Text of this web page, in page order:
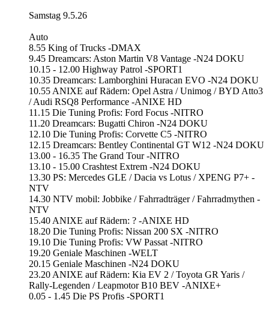
Samstag 9.5.26
Auto
8.55 King of Trucks -DMAX
9.45 Dreamcars: Aston Martin V8 Vantage -N24 DOKU
10.15 - 12.00 Highway Patrol -SPORT1
10.35 Dreamcars: Lamborghini Huracan EVO -N24 DOKU
10.55 ANIXE auf Rädern: Opel Astra / Unimog / BYD Atto3
/ Audi RSQ8 Performance -ANIXE HD
11.15 Die Tuning Profis: Ford Focus -NITRO
11.20 Dreamcars: Bugatti Chiron -N24 DOKU
12.10 Die Tuning Profis: Corvette C5 -NITRO
12.15 Dreamcars: Bentley Continental GT W12 -N24 DOKU
13.00 - 16.35 The Grand Tour -NITRO
13.10 - 15.00 Crashtest Extrem -N24 DOKU
13.30 PS: Mercedes GLE / Dacia vs Lotus / XPENG P7+ -
NTV
14.30 NTV mobil: Jobbike / Fahrradträger / Fahrradmythen -
NTV
15.40 ANIXE auf Rädern: ? -ANIXE HD
18.20 Die Tuning Profis: Nissan 200 SX -NITRO
19.10 Die Tuning Profis: VW Passat -NITRO
19.20 Geniale Maschinen -WELT
20.15 Geniale Maschinen -N24 DOKU
23.20 ANIXE auf Rädern: Kia EV 2 / Toyota GR Yaris /
Rally-Legenden / Leapmotor B10 BEV -ANIXE+
0.05 - 1.45 Die PS Profis -SPORT1